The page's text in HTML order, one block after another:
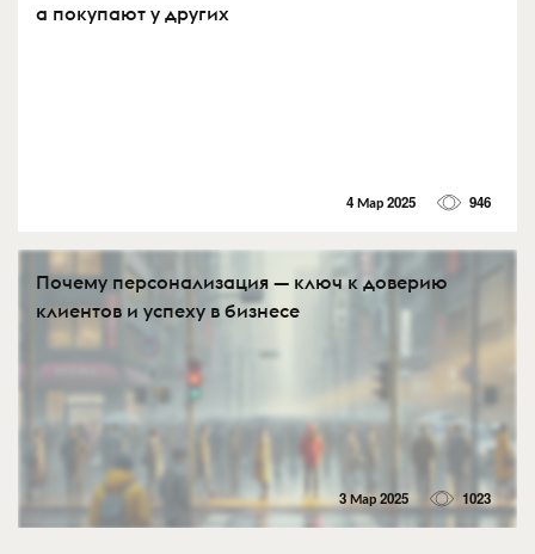
а покупают у других
4 Мар 2025 946
Почему персонализация — ключ к доверию
клиентов и успеху в бизнесе
3 Мар 2025 1023